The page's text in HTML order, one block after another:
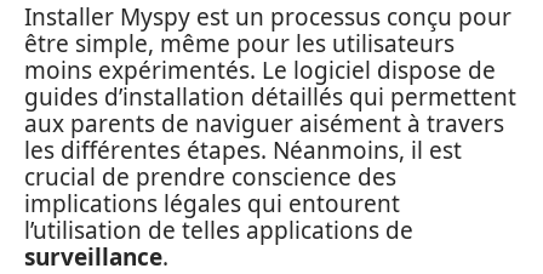
Installer Myspy est un processus conçu pour
être simple, même pour les utilisateurs
moins expérimentés. Le logiciel dispose de
guides d’installation détaillés qui permettent
aux parents de naviguer aisément à travers
les différentes étapes. Néanmoins, il est
crucial de prendre conscience des
implications légales qui entourent
l’utilisation de telles applications de
surveillance.